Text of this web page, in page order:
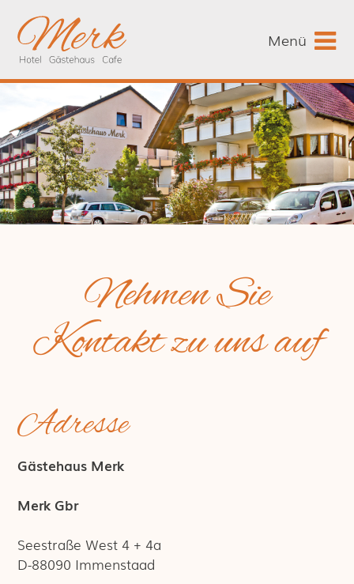
Menü
Nehmen Sie
Kontakt zu uns auf
Adresse
Gästehaus Merk
Merk Gbr
Seestraße West 4 + 4a
D-88090 Immenstaad